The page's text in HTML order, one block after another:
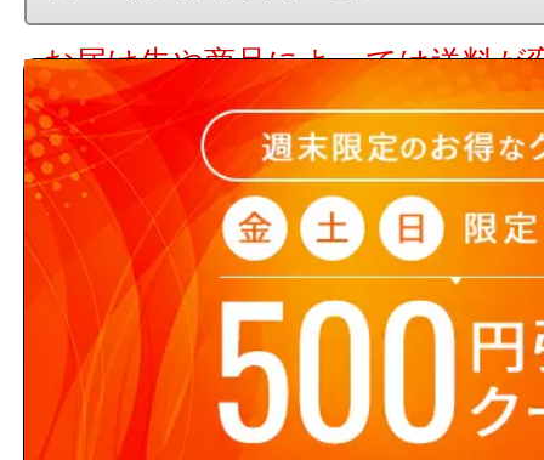
お届け先や商品によっては送料が
ます。
13時までのご注文で当日出荷(在
時までのご注文された場合に限り
翌営業日出荷となります。
【ご注意ください】 商品名や
ト数が入っていない場合、単